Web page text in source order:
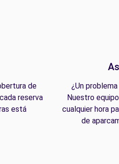
de
reserva
está
¿Un
Nuestro
cualquier hora
de